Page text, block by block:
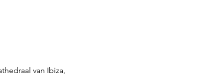
van Ibiza,